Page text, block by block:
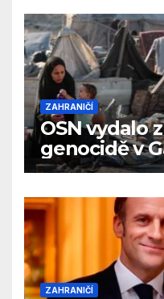
ZAHRANIČÍ
OSN vydalo
genocidě v
Izraelem
ZAHRANIČÍ